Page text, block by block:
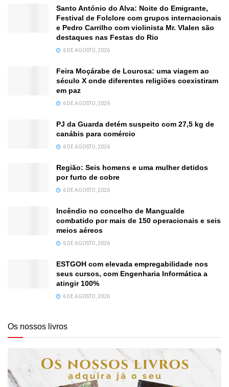
Santo António do Alva: Noite do Emigrante,
Festival de Folclore com grupos internacionais
e Pedro Carrilho com violinista Mr. Vlalen são
destaques nas Festas do Rio
6 DE AGOSTO, 2026
Feira Moçárabe de Lourosa: uma viagem ao
século X onde diferentes religiões coexistiram
em paz
6 DE AGOSTO, 2026
PJ da Guarda detém suspeito com 27,5 kg de
canábis para comércio
6 DE AGOSTO, 2026
Região: Seis homens e uma mulher detidos
por furto de cobre
6 DE AGOSTO, 2026
Incêndio no concelho de Mangualde
combatido por mais de 150 operacionais e seis
meios aéreos
6 DE AGOSTO, 2026
ESTGOH com elevada empregabilidade nos
seus cursos, com Engenharia Informática a
atingir 100%
6 DE AGOSTO, 2026
Os nossos livros